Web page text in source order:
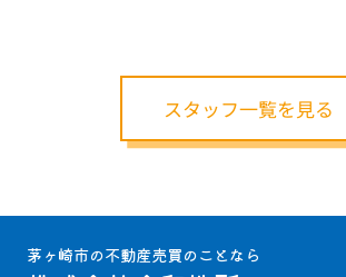
スタッフ一覧を見る
茅ヶ崎市の不動産売買のことなら